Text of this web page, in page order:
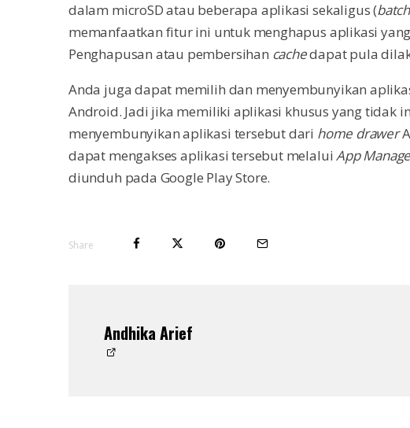
dalam microSD atau beberapa aplikasi sekaligus (
memanfaatkan fitur ini untuk menghapus aplikasi
Penghapusan atau pembersihan cachedapat pula
Anda juga dapat memilih dan menyembunyikan
Android. Jadi jika memiliki aplikasi khusus yang tidak
menyembunyikan aplikasi tersebut dari home drawer
dapat mengakses aplikasi tersebut melaluiApp
diunduh pada Google Play Store.
Share
Andhika Arief